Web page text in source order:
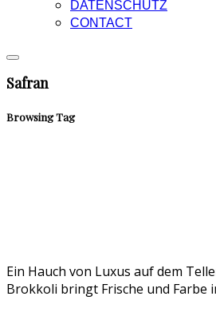
DATENSCHUTZ
CONTACT
Safran
Browsing Tag
Ein Hauch von Luxus auf dem
Brokkoli bringt Frische und Farbe